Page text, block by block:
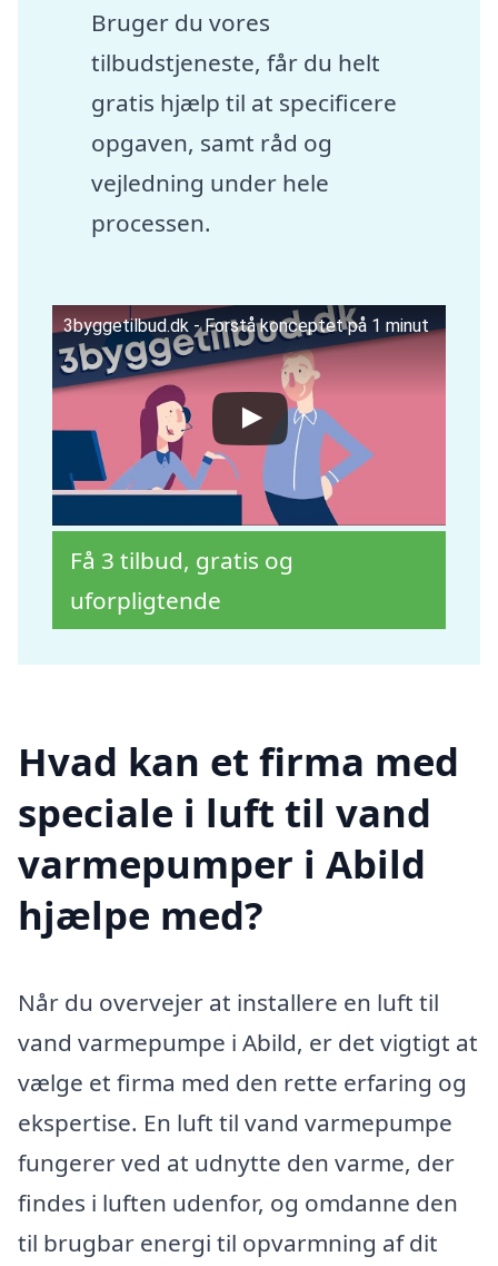
Bruger du vores
tilbudstjeneste, får du helt
gratis hjælp til at specificere
opgaven, samt råd og
vejledning under hele
processen.
3byggetilbud.dk - Forstå konceptet på 1 minut
Få 3 tilbud, gratis og
uforpligtende
Hvad kan et firma med
speciale i luft til vand
varmepumper i Abild
hjælpe med?
Når du overvejer at installere en luft til
vand varmepumpe i Abild, er det vigtigt at
vælge et firma med den rette erfaring og
ekspertise. En luft til vand varmepumpe
fungerer ved at udnytte den varme, der
findes i luften udenfor, og omdanne den
til brugbar energi til opvarmning af dit